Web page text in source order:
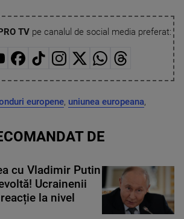
TVpe canalul de social media preferat:
europene, uniunea europeana,
DE
cu Vladimir Putin
Ucrainenii
la nivel